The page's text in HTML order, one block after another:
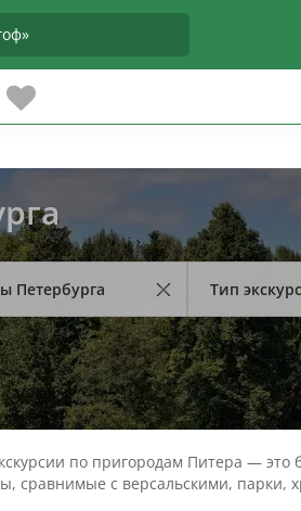
Петербурга Тип
по пригородам Питера —
сравнимые с версальскими, парки,